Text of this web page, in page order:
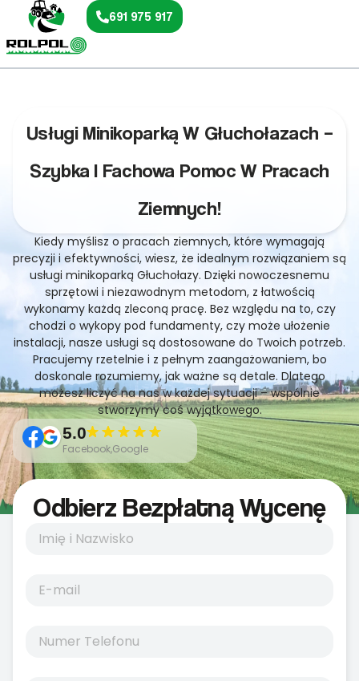
691 975 917
Usługi Minikoparką W Głuchołazach –
Szybka I Fachowa Pomoc W Pracach
Ziemnych!
Kiedy myślisz o pracach ziemnych, które wymagają
precyzji i efektywności, wiesz, że idealnym rozwiązaniem są
usługi minikoparką Głuchołazy. Dzięki nowoczesnemu
sprzętowi i niezawodnym metodom, z łatwością
wykonamy każdą zleconą pracę. Bez względu na to, czy
chodzi o wykopy pod fundamenty, czy może ułożenie
instalacji, nasze usługi są dostosowane do Twoich potrzeb.
Pracujemy rzetelnie i z pełnym zaangażowaniem, bo
doskonale rozumiemy, jak ważne są detale. Dlatego
możesz liczyć na nas w każdej sytuacji – wspólnie
stworzymy coś wyjątkowego.
5.0
Facebook,Google
Odbierz Bezpłatną Wycenę